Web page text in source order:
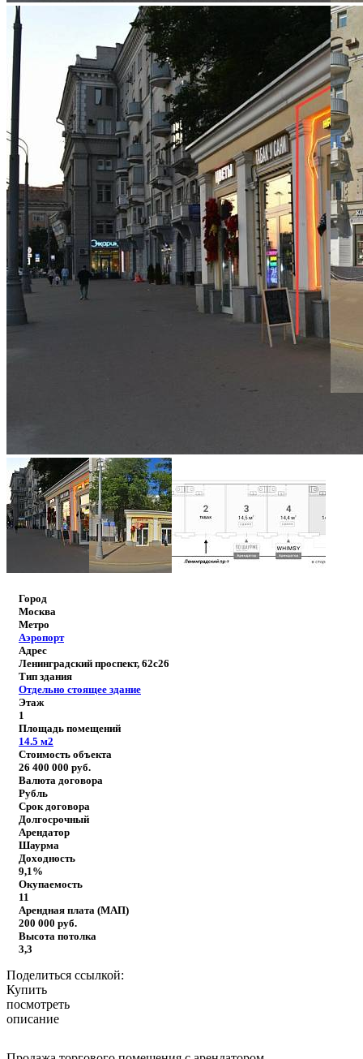
Город
Москва
Метро
Аэропорт
Адрес
Ленинградский проспект, 62с26
Тип здания
Отдельно стоящее здание
Этаж
1
Площадь помещений
14.5 м2
Стоимость объекта
26 400 000 руб.
Валюта договора
Рубль
Срок договора
Долгосрочный
Арендатор
Шаурма
Доходность
9,1%
Окупаемость
11
Арендная плата (МАП)
200 000 руб.
Высота потолка
3,3
Поделиться ссылкой:
Купить
посмотреть
описание